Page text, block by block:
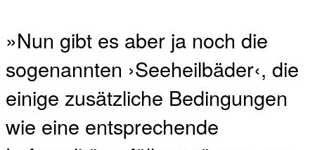
»Nun gibt es aber ja noch die
sogenannten ›Seeheilbäder‹, die
einige zusätzliche Bedingungen
wie eine entsprechende